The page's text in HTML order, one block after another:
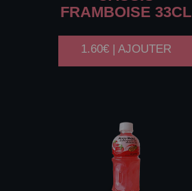
FRAMBOISE 33CL
1.60€ | AJOUTER